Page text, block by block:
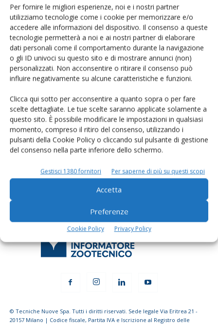
Per fornire le migliori esperienze, noi e i nostri partner
utilizziamo tecnologie come i cookie per memorizzare e/o
accedere alle informazioni del dispositivo. Il consenso a queste
tecnologie permetterà a noi e ai nostri partner di elaborare
dati personali come il comportamento durante la navigazione
o gli ID univoci su questo sito e di mostrare annunci (non)
personalizzati. Non acconsentire o ritirare il consenso può
influire negativamente su alcune caratteristiche e funzioni.
Clicca qui sotto per acconsentire a quanto sopra o per fare
scelte dettagliate. Le tue scelte saranno applicate solamente a
questo sito. È possibile modificare le impostazioni in qualsiasi
momento, compreso il ritiro del consenso, utilizzando i
pulsanti della Cookie Policy o cliccando sul pulsante di gestione
del consenso nella parte inferiore dello schermo.
Gestisci 1380 fornitori Per saperne di più su questi scopi
Accetta
Preferenze
Cookie Policy Privacy Policy
Rimani aggiornato sul mondo
dell’agricoltura
Iscriviti alle nostre newsletter
© Tecniche Nuove Spa. Tutti i diritti riservati. Sede legale Via Eritrea 21 -
20157 Milano | Codice fiscale, Partita IVA e Iscrizione al Registro delle